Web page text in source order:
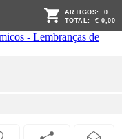
ARTIGOS: 0
TOTAL: € 0,00